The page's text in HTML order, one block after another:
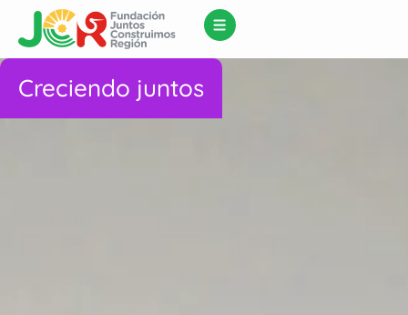
Creciendo juntos